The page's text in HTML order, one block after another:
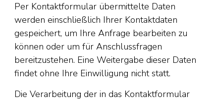
Per Kontaktformular übermittelte Daten
werden einschließlich Ihrer Kontaktdaten
gespeichert, um Ihre Anfrage bearbeiten zu
können oder um für Anschlussfragen
bereitzustehen. Eine Weitergabe dieser Daten
findet ohne Ihre Einwilligung nicht statt.
Die Verarbeitung der in das Kontaktformular